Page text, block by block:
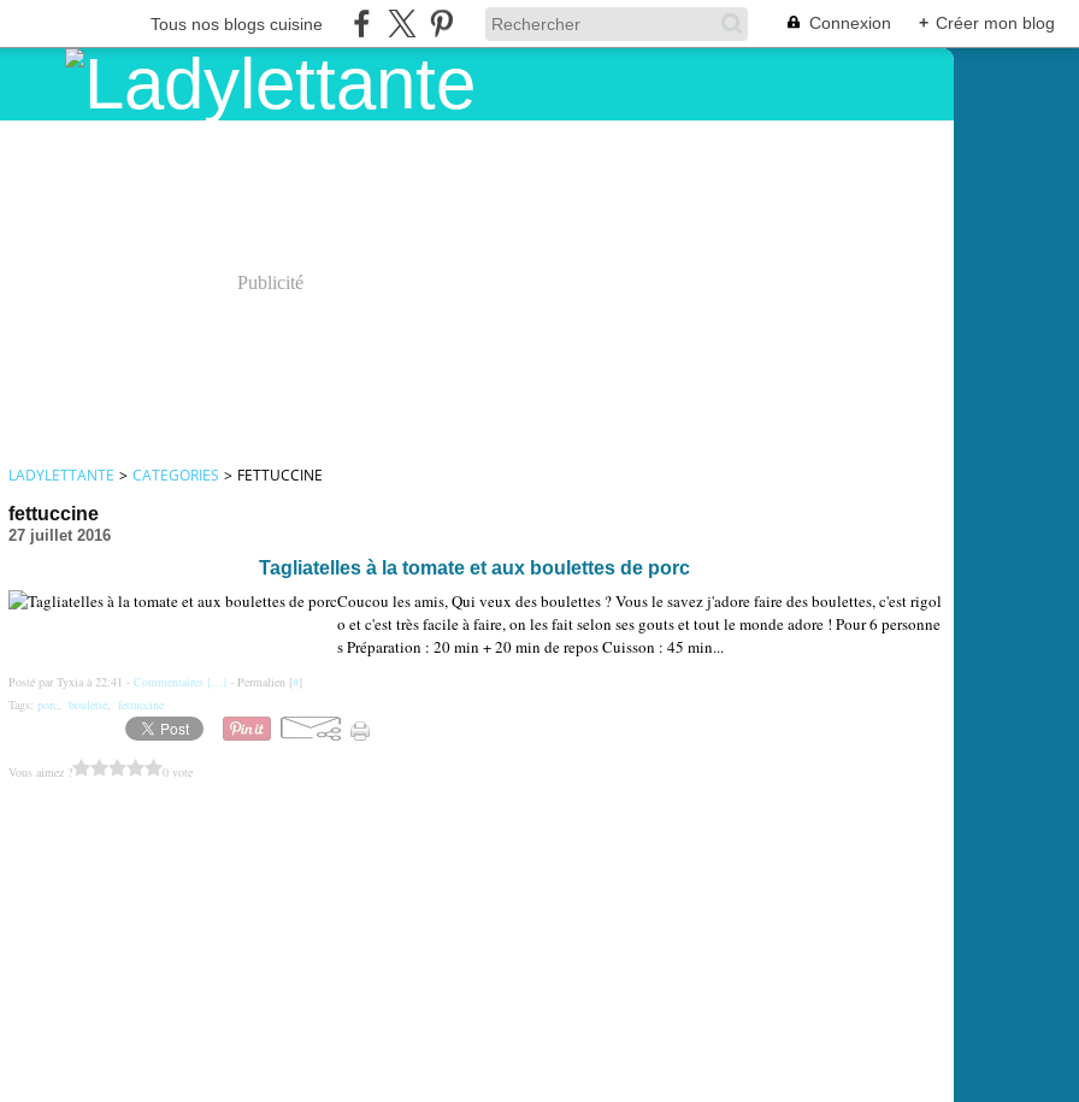
Tous nos blogs cuisine Connexion + Créer mon blog
Publicité
LADYLETTANTE > CATEGORIES > FETTUCCINE
fettuccine
27 juillet 2016
Tagliatelles à la tomate et aux boulettes de porc
Coucou les amis, Qui veux des boulettes ? Vous le savez j'adore faire des boulettes, c'est rigol
o et c'est très facile à faire, on les fait selon ses gouts et tout le monde adore ! Pour 6 personne
s Préparation : 20 min + 20 min de repos Cuisson : 45 min...
Posté par Tyxia à 22:41 - Commentaires […]- Permalien [#]
Tags: porc, boulette, fettuccine
Vous aimez ? 0 vote